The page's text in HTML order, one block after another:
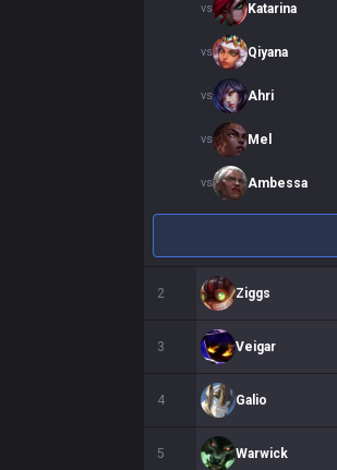
vs Katarina
vs Qiyana
vs Ahri
vs Mel
vs Ambessa
2 Ziggs
3 Veigar
4 Galio
5 Warwick